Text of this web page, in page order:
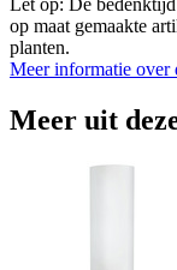
Let op: De
op maat gemaakte
planten.
Meer informatie over
Meer uit